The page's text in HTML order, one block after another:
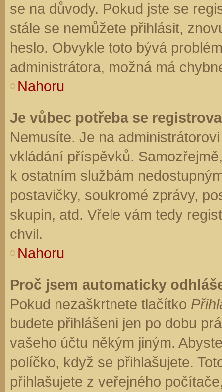
se na důvody. Pokud jste se
stále se nemůžete přihlásit,
heslo. Obvykle toto bývá
administrátora, možná má
Nahoru
Je vůbec potřeba se
Nemusíte. Je na
vkládání příspěvků.
k ostatním službám
postavičky, soukromé zprávy,
skupin, atd. Vřele vám tedy
chvil.
Nahoru
Proč jsem automaticky
Pokud nezaškrtnete tlačítko
budete přihlášeni jen po dobu
vašeho účtu někým jiným.
políčko, když se přihlašujete.
přihlašujete z veřejného